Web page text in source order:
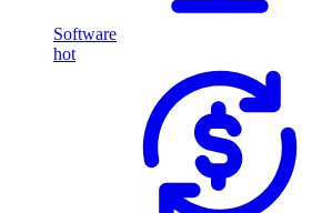
Software
hot